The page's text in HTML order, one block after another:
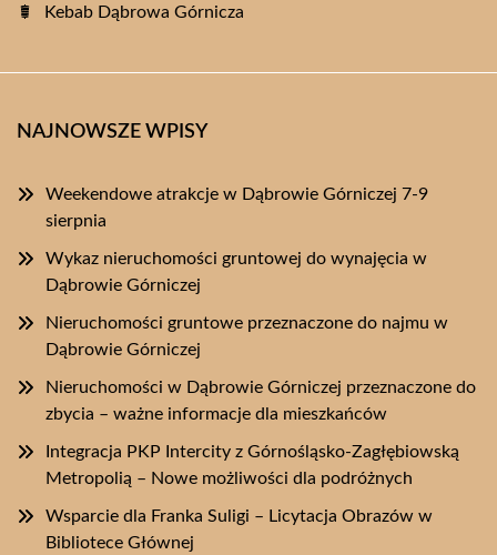
Kebab Dąbrowa Górnicza
NAJNOWSZE WPISY
Weekendowe atrakcje w Dąbrowie Górniczej 7-9
sierpnia
Wykaz nieruchomości gruntowej do wynajęcia w
Dąbrowie Górniczej
Nieruchomości gruntowe przeznaczone do najmu w
Dąbrowie Górniczej
Nieruchomości w Dąbrowie Górniczej przeznaczone do
zbycia – ważne informacje dla mieszkańców
Integracja PKP Intercity z Górnośląsko-Zagłębiowską
Metropolią – Nowe możliwości dla podróżnych
Wsparcie dla Franka Suligi – Licytacja Obrazów w
Bibliotece Głównej